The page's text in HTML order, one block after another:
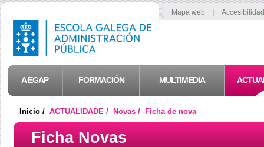
Mapa web |
A EGAP FORMACIÓN MULTIMEDIA
Inicio / ACTUALIDADE / Novas / Ficha de nova
Ficha Novas